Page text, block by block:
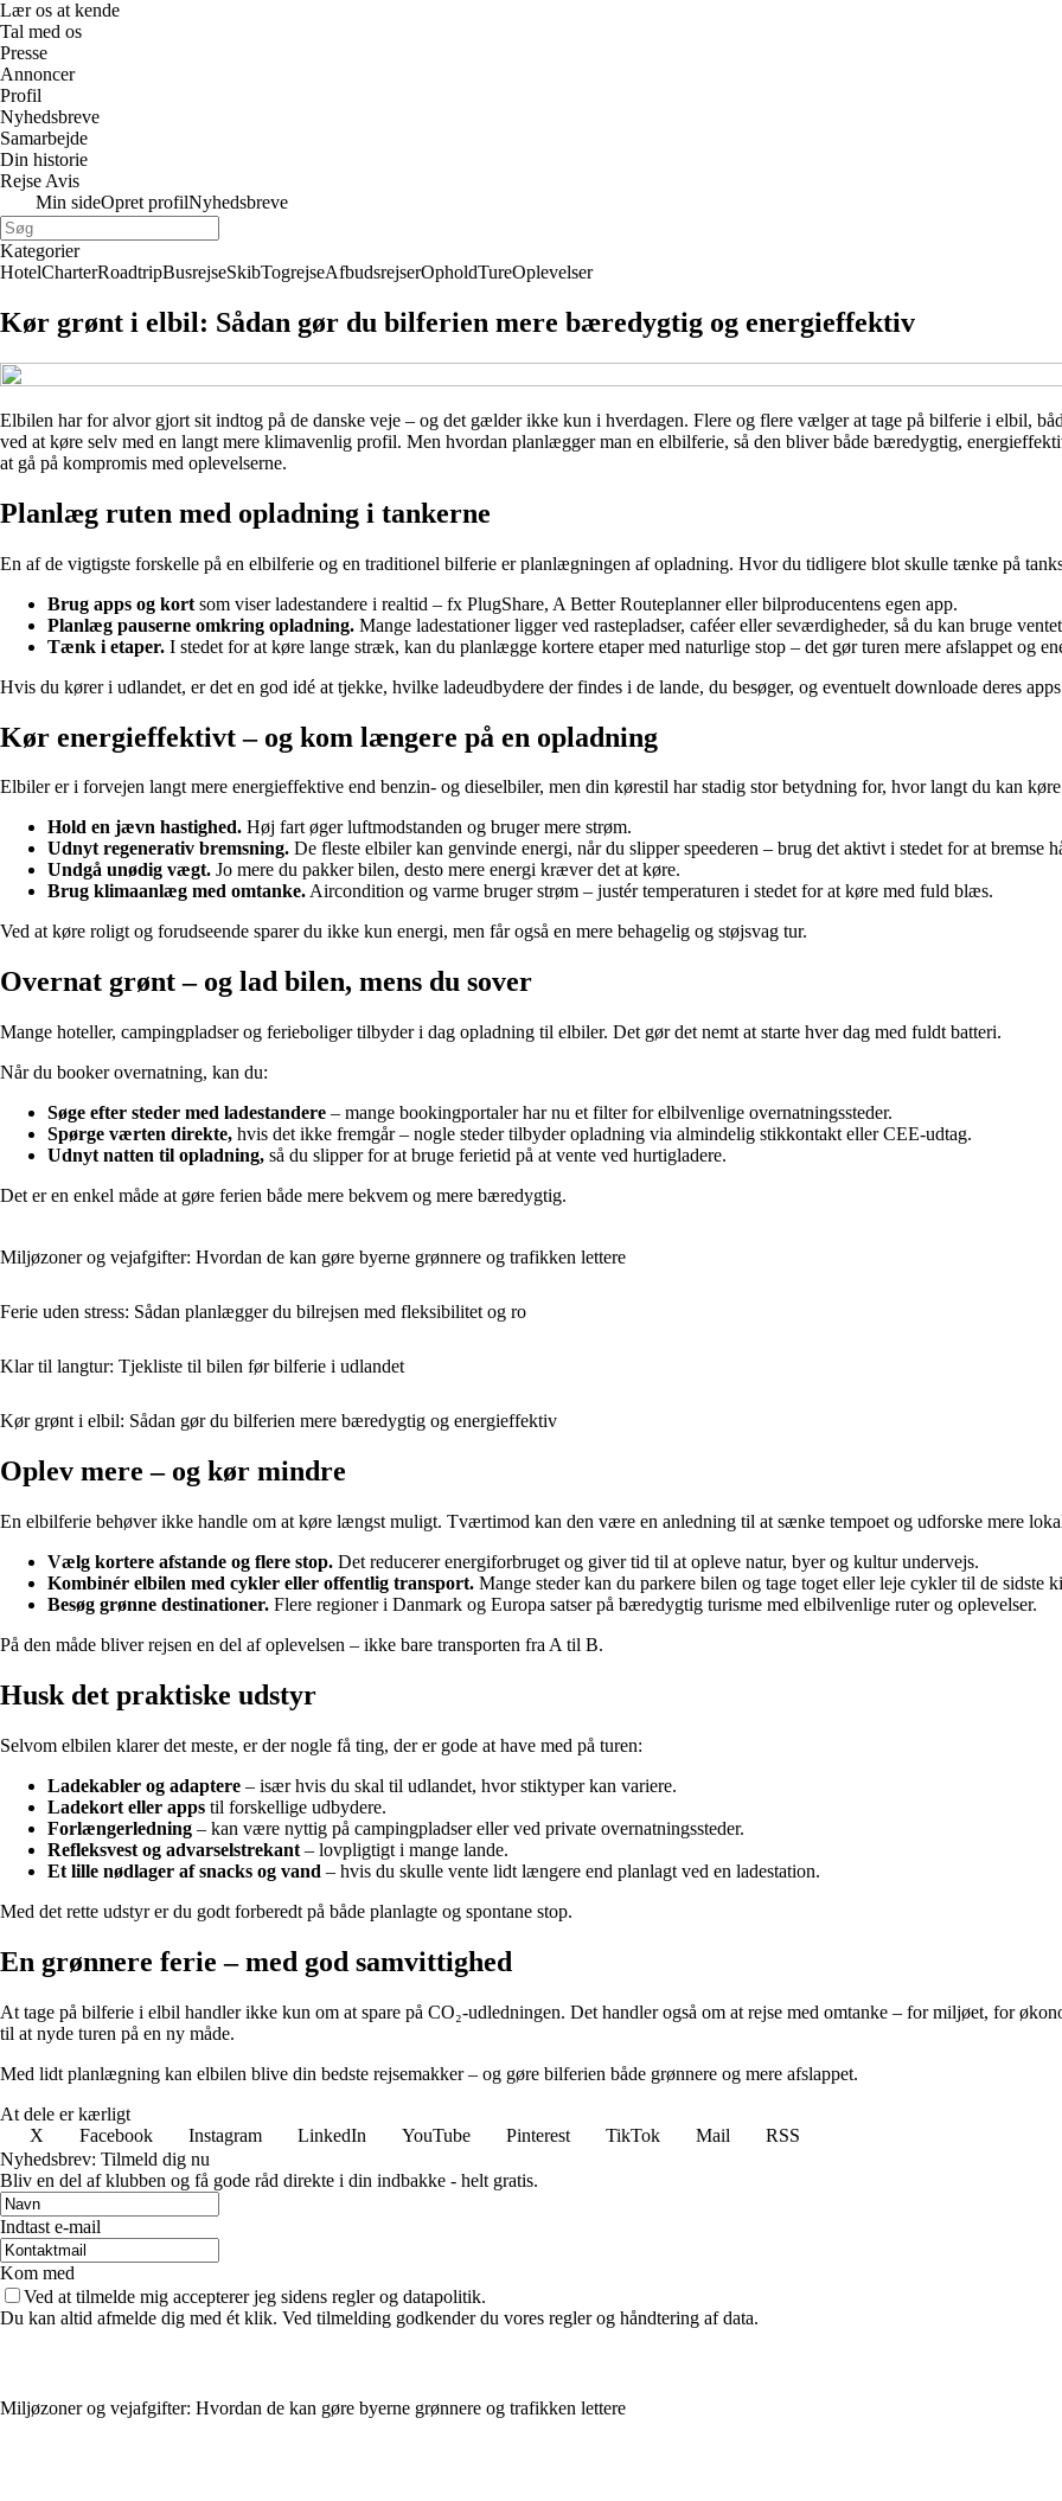
Lær os at kende
Tal med os
Presse
Annoncer
Profil
Nyhedsbreve
Samarbejde
Din historie
Rejse Avis
Min sideOpret profilNyhedsbreve
Kategorier
HotelCharterRoadtripBusrejseSkibTogrejseAfbudsrejserOpholdTureOplevelser
Kør grønt i elbil: Sådan gør du bilferien mere bæredygtig og energieffektiv
Elbilen har for alvor gjort sit indtog på de danske veje – og det gælder ikke kun i hverdagen. Flere og flere vælger at tage på bilferie i elbil,
ved at køre selv med en langt mere klimavenlig profil. Men hvordan planlægger man en elbilferie, så den bliver både bæredygtig,
at gå på kompromis med oplevelserne.
Planlæg ruten med opladning i tankerne
En af de vigtigste forskelle på en elbilferie og en traditionel bilferie er planlægningen af opladning. Hvor du tidligere blot skulle tænke på
Brug apps og kort som viser ladestandere i realtid – fx PlugShare, A Better Routeplanner eller bilproducentens egen app.
Planlæg pauserne omkring opladning. Mange ladestationer ligger ved rastepladser, caféer eller seværdigheder, så du kan bruge
Tænk i etaper. I stedet for at køre lange stræk, kan du planlægge kortere etaper med naturlige stop – det gør turen mere afslappet og
Hvis du kører i udlandet, er det en god idé at tjekke, hvilke ladeudbydere der findes i de lande, du besøger, og eventuelt downloade deres
Kør energieffektivt – og kom længere på en opladning
Elbiler er i forvejen langt mere energieffektive end benzin- og dieselbiler, men din kørestil har stadig stor betydning for, hvor langt du kan
Hold en jævn hastighed. Høj fart øger luftmodstanden og bruger mere strøm.
Udnyt regenerativ bremsning. De fleste elbiler kan genvinde energi, når du slipper speederen – brug det aktivt i stedet for at bremse
Undgå unødig vægt. Jo mere du pakker bilen, desto mere energi kræver det at køre.
Brug klimaanlæg med omtanke.Aircondition og varme bruger strøm – justér temperaturen i stedet for at køre med fuld blæs.
Ved at køre roligt og forudseende sparer du ikke kun energi, men får også en mere behagelig og støjsvag tur.
Overnat grønt – og lad bilen, mens du sover
Mange hoteller, campingpladser og ferieboliger tilbyder i dag opladning til elbiler. Det gør det nemt at starte hver dag med fuldt batteri.
Når du booker overnatning, kan du:
Søge efter steder med ladestandere – mange bookingportaler har nu et filter for elbilvenlige overnatningssteder.
Spørge værten direkte, hvis det ikke fremgår – nogle steder tilbyder opladning via almindelig stikkontakt eller CEE-udtag.
Udnyt natten til opladning, så du slipper for at bruge ferietid på at vente ved hurtigladere.
Det er en enkel måde at gøre ferien både mere bekvem og mere bæredygtig.
Miljøzoner og vejafgifter: Hvordan de kan gøre byerne grønnere og trafikken lettere
Ferie uden stress: Sådan planlægger du bilrejsen med fleksibilitet og ro
Klar til langtur: Tjekliste til bilen før bilferie i udlandet
Kør grønt i elbil: Sådan gør du bilferien mere bæredygtig og energieffektiv
Oplev mere – og kør mindre
En elbilferie behøver ikke handle om at køre længst muligt. Tværtimod kan den være en anledning til at sænke tempoet og udforske mere
Vælg kortere afstande og flere stop. Det reducerer energiforbruget og giver tid til at opleve natur, byer og kultur undervejs.
Kombinér elbilen med cykler eller offentlig transport. Mange steder kan du parkere bilen og tage toget eller leje cykler til de sidste
Besøg grønne destinationer. Flere regioner i Danmark og Europa satser på bæredygtig turisme med elbilvenlige ruter og oplevelser.
På den måde bliver rejsen en del af oplevelsen – ikke bare transporten fra A til B.
Husk det praktiske udstyr
Selvom elbilen klarer det meste, er der nogle få ting, der er gode at have med på turen:
Ladekabler og adaptere – især hvis du skal til udlandet, hvor stiktyper kan variere.
Ladekort eller apps til forskellige udbydere.
Forlængerledning – kan være nyttig på campingpladser eller ved private overnatningssteder.
Refleksvest og advarselstrekant – lovpligtigt i mange lande.
Et lille nødlager af snacks og vand – hvis du skulle vente lidt længere end planlagt ved en ladestation.
Med det rette udstyr er du godt forberedt på både planlagte og spontane stop.
En grønnere ferie – med god samvittighed
At tage på bilferie i elbil handler ikke kun om at spare på CO₂-udledningen. Det handler også om at rejse med omtanke – for miljøet, for
til at nyde turen på en ny måde.
Med lidt planlægning kan elbilen blive din bedste rejsemakker – og gøre bilferien både grønnere og mere afslappet.
At dele er kærligt
X
Facebook Instagram LinkedIn YouTube Pinterest TikTok Mail
RSS
Nyhedsbrev: Tilmeld dig nu
Bliv en del af klubben og få gode råd direkte i din indbakke - helt gratis.
Indtast e-mail
Kom med
Ved at tilmelde mig accepterer jeg sidens regler og datapolitik.
Du kan altid afmelde dig med ét klik. Ved tilmelding godkender du vores regler og håndtering af data.
Miljøzoner og vejafgifter: Hvordan de kan gøre byerne grønnere og trafikken lettere